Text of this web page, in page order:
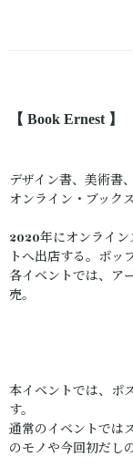
【 Book Ernest 】
デザイン書、美術書
オンライン・ブックス
2020年にオンライ
トへ出店する。ポッ
各イベントでは、ア
売。
本イベントでは、ポ
す。
通常のイベントでは
のモノや今回初だし